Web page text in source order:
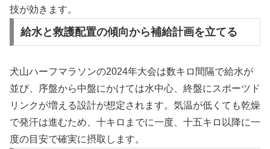
技が効きます。
給水と救護配置の傾向から補給計画を立てる
犬山ハーフマラソンの2024年大会は数キロ間隔で給水が
並び、序盤から中盤にかけては水中心、終盤にスポーツド
リンクが増える設計が想定されます。気温が低くても乾燥
で発汗は進むため、十キロまでに一度、十五キロ以降に一
度の目安で確実に摂取します。